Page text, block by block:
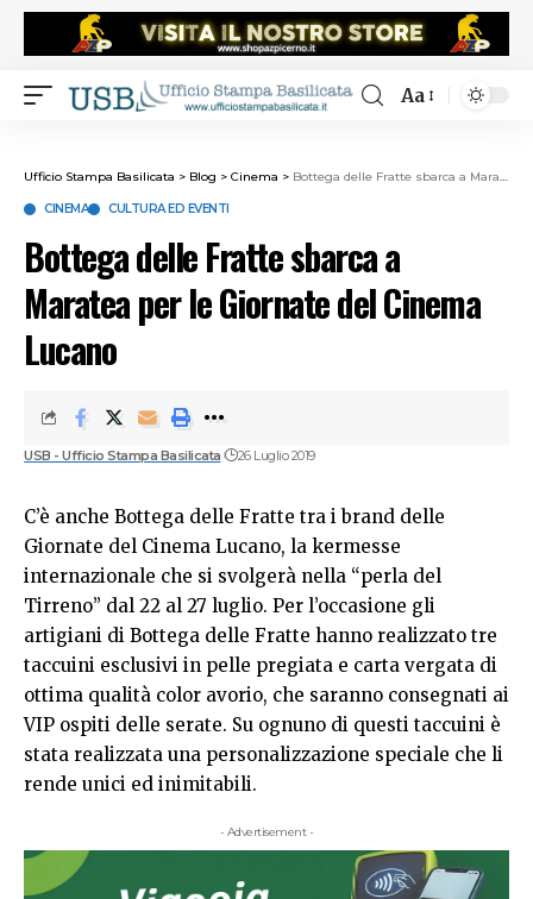
Aa
Ufficio Stampa Basilicata > Blog > Cinema > Bottega delle Fratte sbarca a Maratea per le Giornate del Cinema Lucano
CINEMA CULTURA ED EVENTI
Bottega delle Fratte sbarca a
Maratea per le Giornate del Cinema
Lucano
USB - Ufficio Stampa Basilicata 26 Luglio 2019
C’è anche Bottega delle Fratte tra i brand delle
Giornate del Cinema Lucano, la kermesse
internazionale che si svolgerà nella “perla del
Tirreno” dal 22 al 27 luglio. Per l’occasione gli
artigiani di Bottega delle Fratte hanno realizzato tre
taccuini esclusivi in pelle pregiata e carta vergata di
ottima qualità color avorio, che saranno consegnati ai
VIP ospiti delle serate. Su ognuno di questi taccuini è
stata realizzata una personalizzazione speciale che li
rende unici ed inimitabili.
- Advertisement -